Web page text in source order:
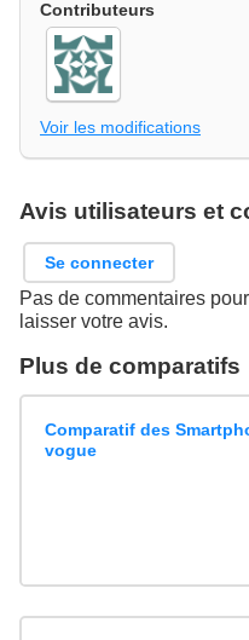
Contributeurs
Voir les modifications
Avis utilisateurs et
Se connecter
Pas de commentaires
laisser votre avis.
Plus de comparatifs
Comparatif des
vogue